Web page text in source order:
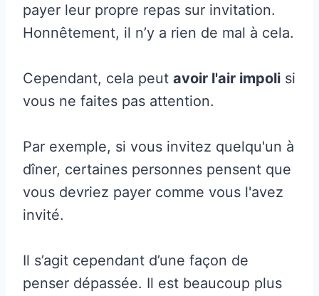
payer leur propre repas sur invitation.
Honnêtement, il n’y a rien de mal à cela.
Cependant, cela peut avoir l'air impoli si
vous ne faites pas attention.
Par exemple, si vous invitez quelqu'un à
dîner, certaines personnes pensent que
vous devriez payer comme vous l'avez
invité.
Il s’agit cependant d’une façon de
penser dépassée. Il est beaucoup plus